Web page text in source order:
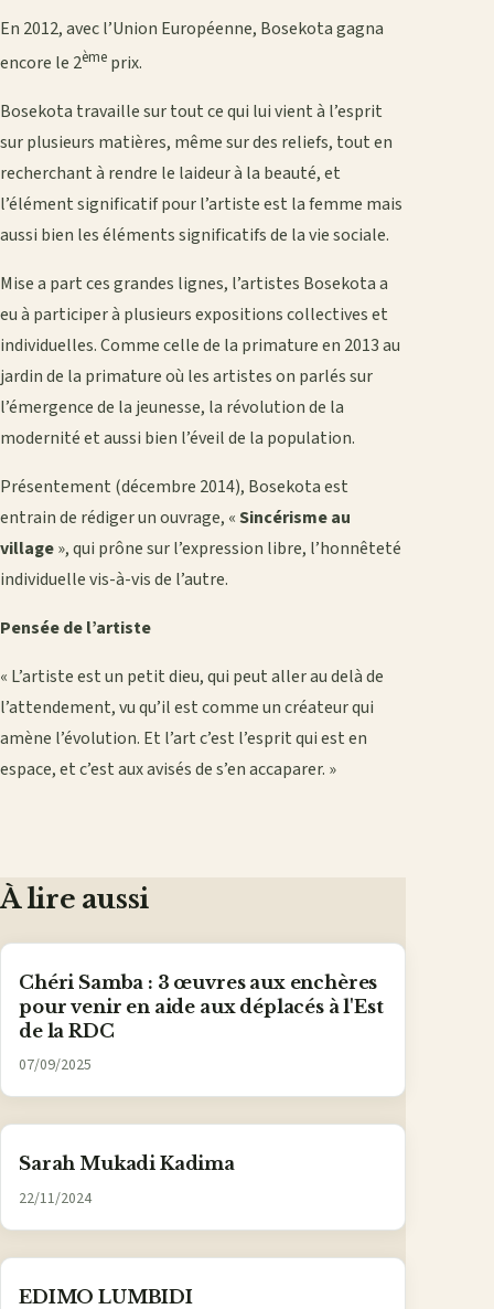
En 2012, avec l’Union Européenne, Bosekota gagna
encore le 2ème prix.
Bosekota travaille sur tout ce qui lui vient à l’esprit
sur plusieurs matières, même sur des reliefs, tout en
recherchant à rendre le laideur à la beauté, et
l’élément significatif pour l’artiste est la femme mais
aussi bien les éléments significatifs de la vie sociale.
Mise a part ces grandes lignes, l’artistes Bosekota a
eu à participer à plusieurs expositions collectives et
individuelles. Comme celle de la primature en 2013 au
jardin de la primature où les artistes on parlés sur
l’émergence de la jeunesse, la révolution de la
modernité et aussi bien l’éveil de la population.
Présentement (décembre 2014), Bosekota est
entrain de rédiger un ouvrage, «Sincérisme au
village», qui prône sur l’expression libre, l’honnêteté
individuelle vis-à-vis de l’autre.
Pensée de l’artiste
« L’artiste est un petit dieu, qui peut aller au delà de
l’attendement, vu qu’il est comme un créateur qui
amène l’évolution. Et l’art c’est l’esprit qui est en
espace, et c’est aux avisés de s’en accaparer. »
À lire aussi
Chéri Samba : 3 œuvres aux enchères
pour venir en aide aux déplacés à l'Est
de la RDC
07/09/2025
Sarah Mukadi Kadima
22/11/2024
EDIMO LUMBIDI